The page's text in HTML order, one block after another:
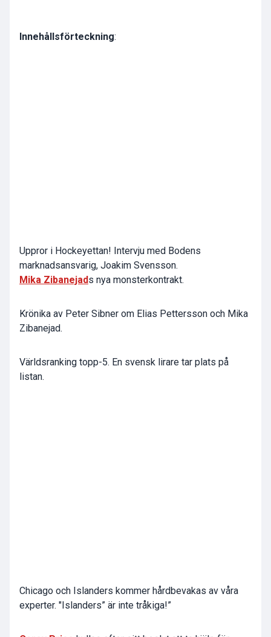
Innehållsförteckning:
Uppror i Hockeyettan! Intervju med Bodens
marknadsansvarig, Joakim Svensson.
Mika Zibanejads nya monsterkontrakt.
Krönika av Peter Sibner om Elias Pettersson och Mika
Zibanejad.
Världsranking topp-5. En svensk lirare tar plats på
listan.
Chicago och Islanders kommer hårdbevakas av våra
experter. "Islanders” är inte tråkiga!”